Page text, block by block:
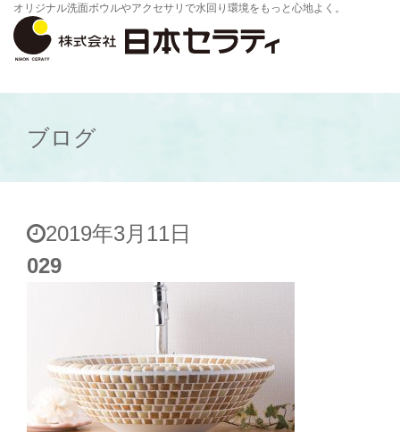
オリジナル洗面ボウルやアクセサリで水回り環境をもっと心地よく。
ブログ
2019年3月11日
029